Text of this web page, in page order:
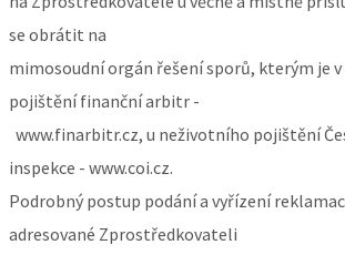
se obrátit na
mimosoudní orgán řešení sporů, kterým je
pojištění finanční arbitr -
www.finarbitr.cz, u neživotního pojištění
inspekce - www.coi.cz.
Podrobný postup podání a vyřízení
adresované Zprostředkovateli